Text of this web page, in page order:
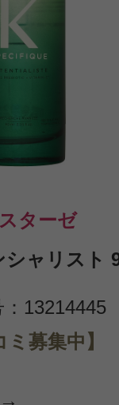
ターゼ
ャリスト
13214445
ミ募集中】
→